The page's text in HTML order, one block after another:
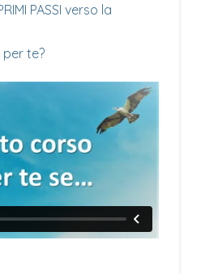
PASSI verso la
te?